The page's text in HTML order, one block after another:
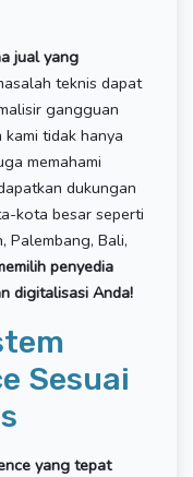
jual yang
teknis dapat
gangguan
tidak hanya
memahami
dukungan
kota besar seperti
Palembang, Bali,
penyedia
digitalisasi Anda!
Sesuai
yang tepat